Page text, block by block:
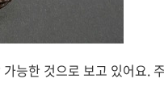
능한 것으로 보고 있어요.